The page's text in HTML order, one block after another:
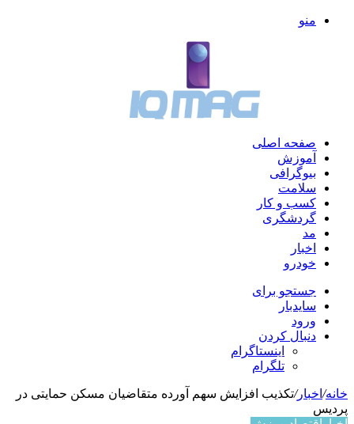
منو
صفحه اصلی
آموزش
بیوگرافی
سلامت
کسب و کار
گردشگری
مد
اخبار
خودرو
جستجو برای
سایدبار
ورود
دنبال کردن
اینستاگرام
تلگرام
خانه/ اخبار/تکذیب افزایش سهم آورده متقاضیان مسکن حمایتی در
پردیس